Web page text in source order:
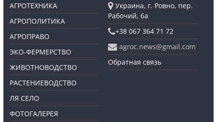
АГРОТЕХНИКА
АГРОПОЛИТИКА
АГРОПРАВО
ЭКО-ФЕРМЕРСТВО
ЖИВОТНОВОДСТВО
РАСТЕНИЕВОДСТВО
ЛЯ СЕЛО
ФОТОГАЛЕРЕЯ
Украина, г. Ровно, пер.
Рабочий, 6а
+38 067 364 71 72
agroc.news@gmail.com
Обратная связь